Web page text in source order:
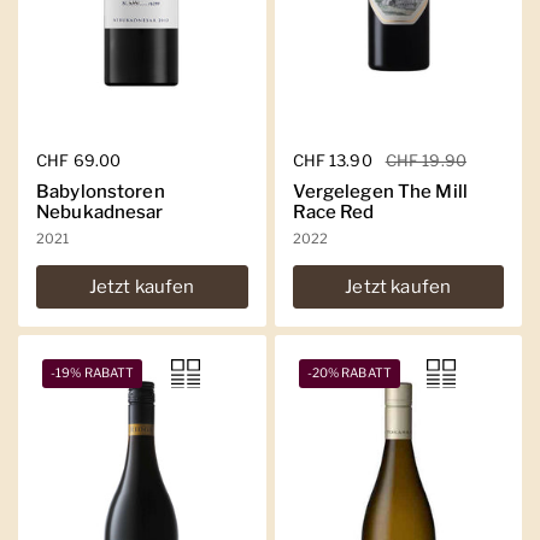
Regulärer Preis
CHF 69.00
Babylonstoren
Nebukadnesar
2021
Jetzt kaufen
Regulärer Preis
CHF 13.90 Sale-Preis
CHF 19.90
Vergelegen The Mill
Race Red
2022
Jetzt kaufen
-19% RABATT -20% RABATT